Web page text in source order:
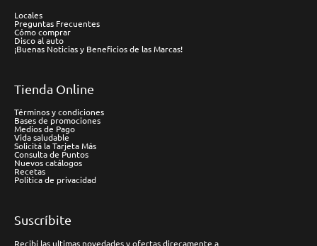
Locales
Preguntas Frecuentes
Cómo comprar
Disco al auto
¡Buenas Noticias y Beneficios de las Marcas!
Tienda Online
Términos y condiciones
Bases de promociones
Medios de Pago
Vida saludable
Solicitá la Tarjeta Más
Consulta de Puntos
Nuevos catálogos
Recetas
Política de privacidad
Suscríbite
Recibí las ultimas novedades y ofertas direcamente a